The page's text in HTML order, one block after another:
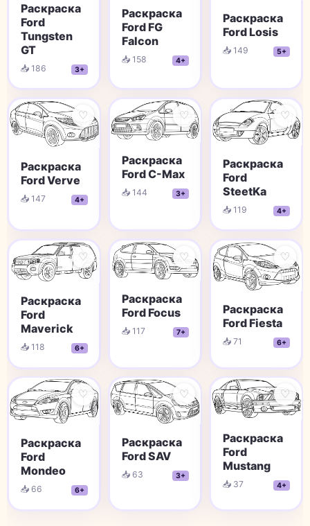
Раскраска
Ford
Tungsten
GT
📥 186 3+
Раскраска
Ford FG
Falcon
📥 158 4+
Раскраска
Ford Losis
📥 149 5+
♡
Раскраска
Ford Verve
📥 147 4+
♡
Раскраска
Ford C-Max
📥 144 3+
♡
Раскраска
Ford
SteetKa
📥 119 4+
♡
Раскраска
Ford
Maverick
📥 118 6+
♡
Раскраска
Ford Focus
📥 117 7+
♡
Раскраска
Ford Fiesta
📥 71 6+
♡
Раскраска
Ford
Mondeo
📥 66 6+
♡
Раскраска
Ford SAV
📥 63 3+
♡
Раскраска
Ford
Mustang
📥 37 4+